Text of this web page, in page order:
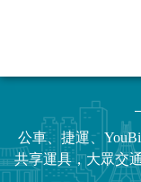
公車、捷運、
共享運具，大眾交